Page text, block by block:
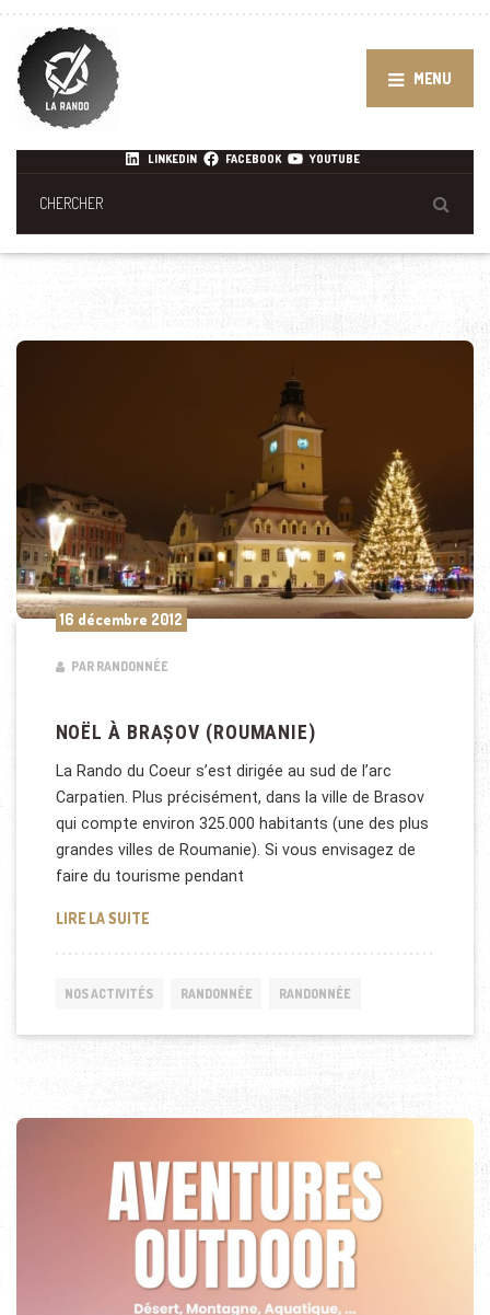
MENU
LINKEDIN FACEBOOK YOUTUBE
16 décembre 2012
PAR RANDONNÉE
NOËL À BRAȘOV (ROUMANIE)
La Rando du Coeur s’est dirigée au sud de l’arc
Carpatien. Plus précisément, dans la ville de Brasov
qui compte environ 325.000 habitants (une des plus
grandes villes de Roumanie). Si vous envisagez de
faire du tourisme pendant
LIRE LA SUITENOËL À BRAȘOV (ROUMANIE)
NOS ACTIVITÉS RANDONNÉE RANDONNÉE